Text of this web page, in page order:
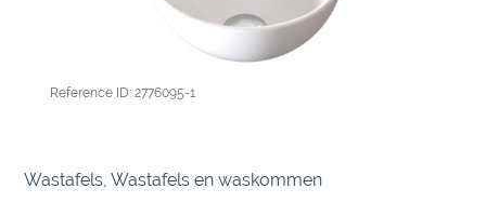
Reference ID: 2776095-1
Wastafels, Wastafels en waskommen